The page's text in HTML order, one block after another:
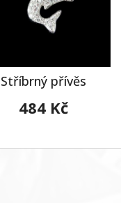
Stříbrný přívěs
484 Kč